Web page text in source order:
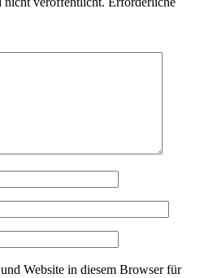
Website in diesem Browser für